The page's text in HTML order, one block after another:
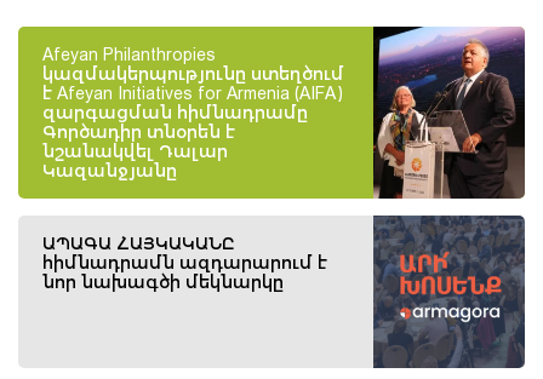
Afeyan Philanthropies
կազմակերպությունը ստեղծում
է Afeyan Initiatives for Armenia (AIFA)
զարգացման հիմնադրամը
Գործադիր տնօրեն է
նշանակվել Դալար
Կազանջյանը
ԱՊԱԳԱ ՀԱՅԿԱԿԱՆԸ
հիմնադրամն ազդարարում է
նոր նախագծի մեկնարկը